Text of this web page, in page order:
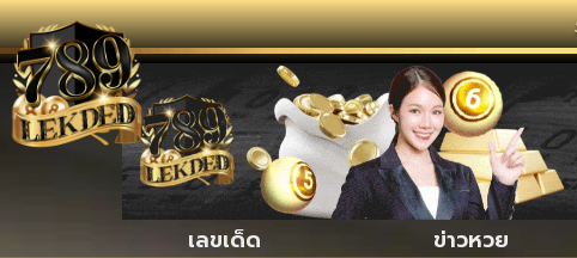
รวมเรื่องน่า
เลขเด็ด ข่าวหวย